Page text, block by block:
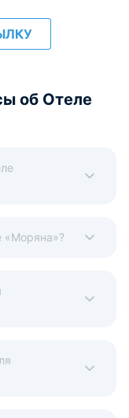
об Отеле
«Моряна»?